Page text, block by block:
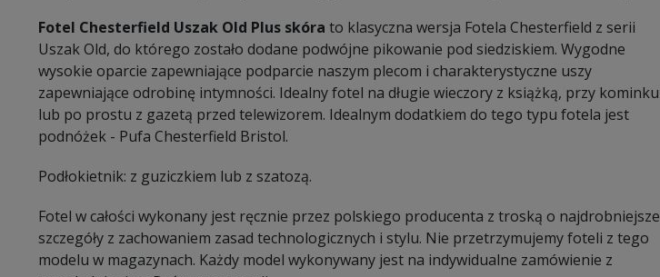
Fotel Chesterfield Uszak Old Plus skóra to klasyczna wersja Fotela Chesterfield z serii
Uszak Old, do którego zostało dodane podwójne pikowanie pod siedziskiem. Wygodne
wysokie oparcie zapewniające podparcie naszym plecom i charakterystyczne uszy
zapewniające odrobinę intymności. Idealny fotel na długie wieczory z książką, przy kominku
lub po prostu z gazetą przed telewizorem. Idealnym dodatkiem do tego typu fotela jest
podnóżek - Pufa Chesterfield Bristol.
Podłokietnik: z guziczkiem lub z szatozą.
Fotel w całości wykonany jest ręcznie przez polskiego producenta z troską o najdrobniejsze
szczegóły z zachowaniem zasad technologicznych i stylu. Nie przetrzymujemy foteli z tego
modelu w magazynach. Każdy model wykonywany jest na indywidualne zamówienie z